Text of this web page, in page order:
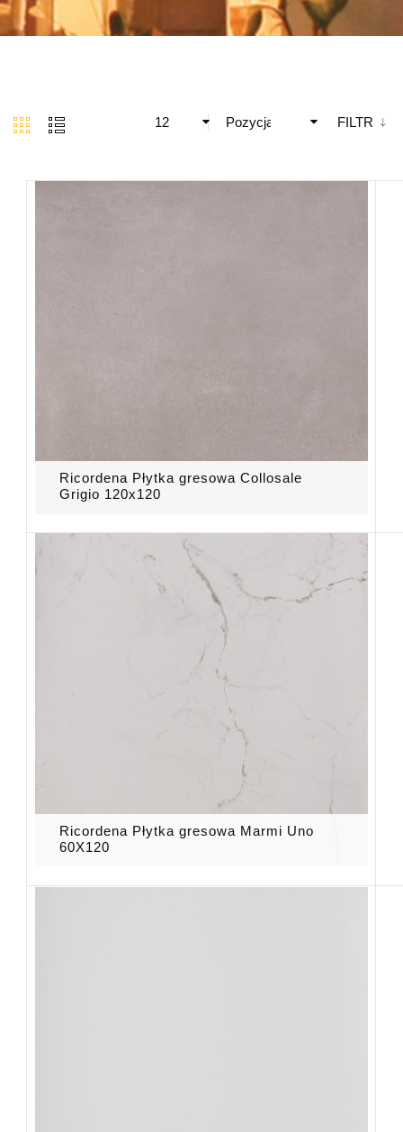
Pozycja FILTR
12
Ricordena Płytka gresowa Collosale
Grigio 120x120
Ricordena Płytka gresowa Marmi Uno
60X120